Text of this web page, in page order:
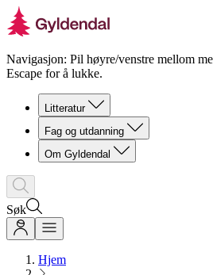
Navigasjon: Pil høyre/venstre mellom
Escape for å lukke.
Litteratur
Fag og utdanning
Om Gyldendal
Søk
Hjem